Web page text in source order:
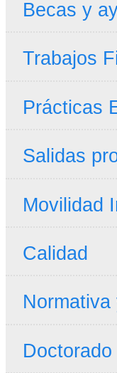
Becas y
Trabajos
Prácticas
Salidas
Movilidad
Calidad
Doctorado